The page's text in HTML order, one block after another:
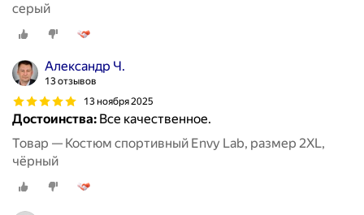
серый
Александр Ч.
13 отзывов
13 ноября 2025
Достоинства: Все качественное.
Товар — Костюм спортивный Envy Lab, размер 2XL,
чёрный